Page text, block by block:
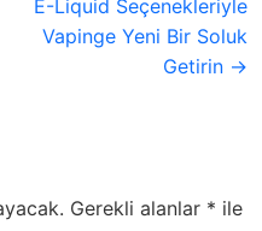
E-Liquid Seçenekleriyle
Vapinge Yeni Bir Soluk
Getirin →
Gerekli alanlar * ile